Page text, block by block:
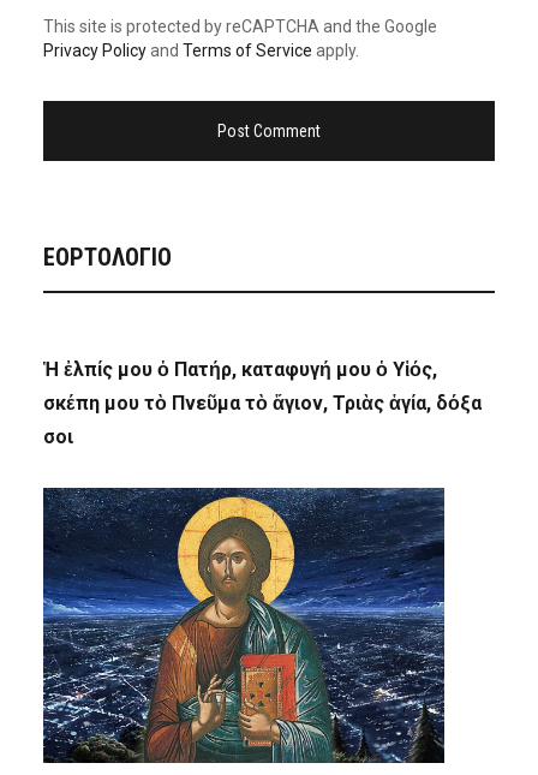
This site is protected by reCAPTCHA and the Google
Privacy Policyand Terms of Service apply.
ΕΟΡΤΟΛΟΓΙΟ
Ἡ ἐλπίς μου ὁ Πατήρ, καταφυγή μου ὁ Υἱός,
σκέπη μου τὸ Πνεῦμα τὸ ἅγιον, Τριὰς ἁγία, δόξα
σοι